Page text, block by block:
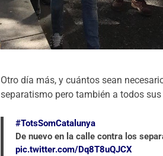
Otro día más, y cuántos sean
separatismo pero también a todos sus
#TotsSomCatalunya
De nuevo en la calle contra los
pic.twitter.com/Dq8T8uQJCX